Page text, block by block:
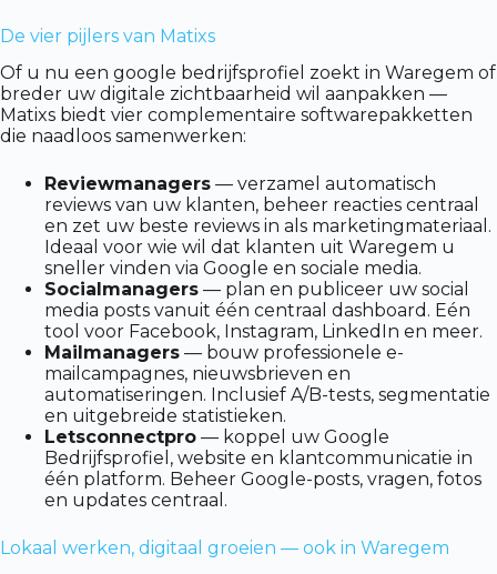
De vier pijlers van Matixs
Of u nu een google bedrijfsprofiel zoekt in Waregem of
breder uw digitale zichtbaarheid wil aanpakken —
Matixs biedt vier complementaire softwarepakketten
die naadloos samenwerken:
Reviewmanagers — verzamel automatisch
reviews van uw klanten, beheer reacties centraal
en zet uw beste reviews in als marketingmateriaal.
Ideaal voor wie wil dat klanten uit Waregem u
sneller vinden via Google en sociale media.
Socialmanagers — plan en publiceer uw social
media posts vanuit één centraal dashboard. Eén
tool voor Facebook, Instagram, LinkedIn en meer.
Mailmanagers — bouw professionele e-
mailcampagnes, nieuwsbrieven en
automatiseringen. Inclusief A/B-tests, segmentatie
en uitgebreide statistieken.
Letsconnectpro — koppel uw Google
Bedrijfsprofiel, website en klantcommunicatie in
één platform. Beheer Google-posts, vragen, fotos
en updates centraal.
Lokaal werken, digitaal groeien — ook in Waregem